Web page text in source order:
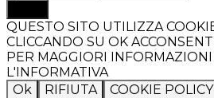
QUESTO SITO UTILIZZA
CLICCANDO SU OK
PER MAGGIORI INFORMAZIONI
L'INFORMATIVA
Ok
RIFIUTA
COOKIE POLICY